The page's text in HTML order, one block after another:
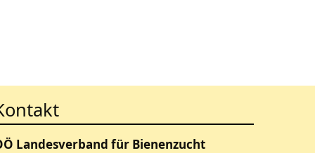
Landesverband für Bienenzucht